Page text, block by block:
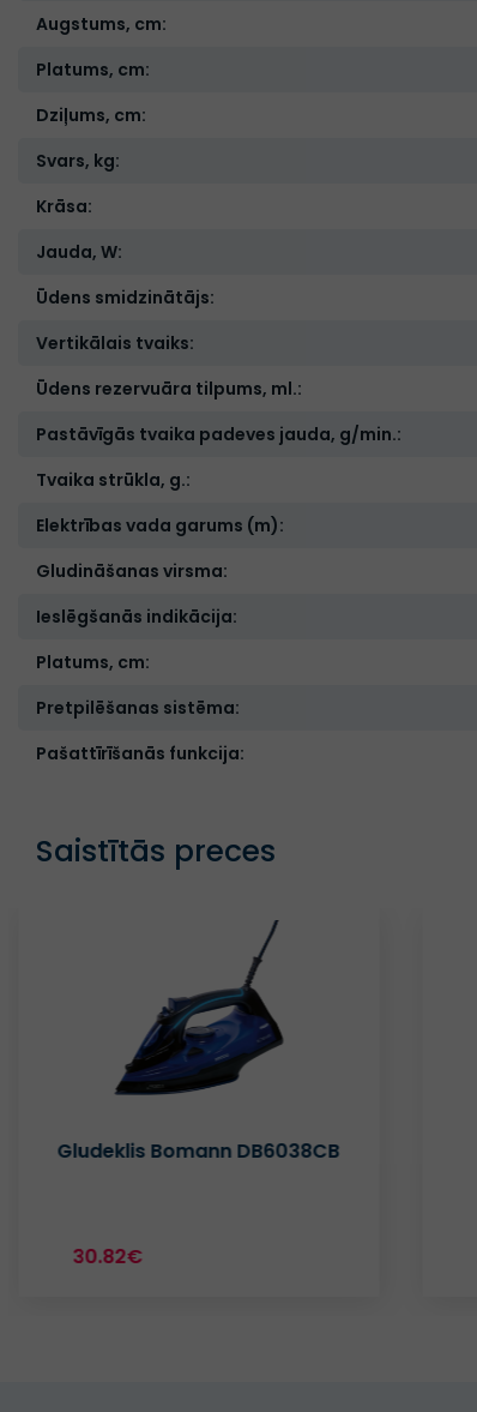
Augstums, cm:
Platums, cm:
Dziļums, cm:
Svars, kg:
Krāsa:
Jauda, W:
Ūdens smidzinātājs:
Vertikālais tvaiks:
Ūdens rezervuāra tilpums, ml.:
Pastāvīgās tvaika padeves jauda, g/min.:
Tvaika strūkla, g.:
Elektrības vada garums (m):
Gludināšanas virsma:
Ieslēgšanās indikācija:
Platums, cm:
Pretpilēšanas sistēma:
Pašattīrīšanās funkcija:
Saistītās preces
Gludeklis CAMRY CR5018
26.32€